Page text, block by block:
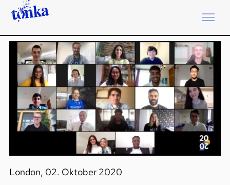
London, 02. Oktober 2020